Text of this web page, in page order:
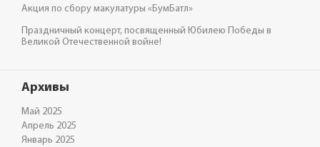
Акция по сбору макулатуры «БумБатл»
Праздничный концерт, посвященный Юбилею Победы в
Великой Отечественной войне!
Архивы
Май 2025
Апрель 2025
Январь 2025